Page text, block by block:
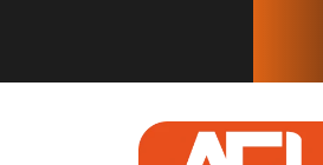
EN TIEMPO REAL
Eduardo Osuna,